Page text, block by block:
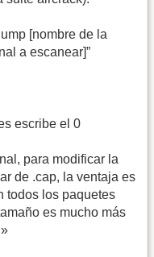
[nombre de la
a escanear]”
escribe el 0
para modificar la
de .cap, la ventaja es
todos los paquetes
es mucho más